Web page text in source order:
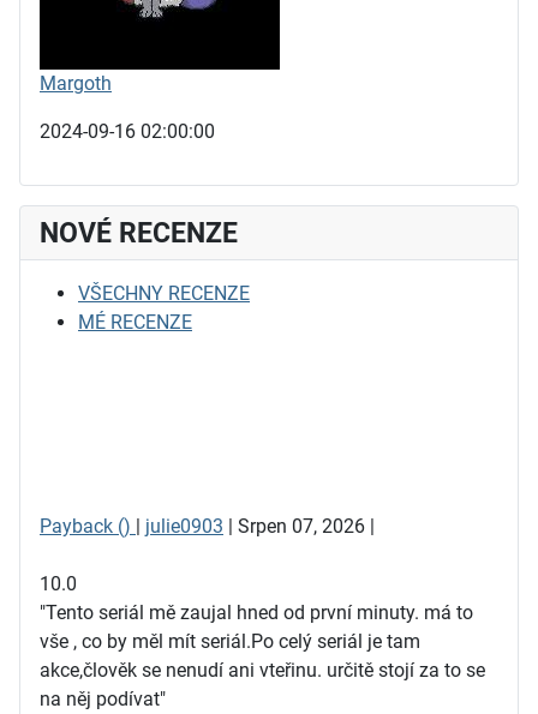
Margoth
2024-09-16 02:00:00
NOVÉ RECENZE
VŠECHNY RECENZE
MÉ RECENZE
Payback () | julie0903 | Srpen 07, 2026 |
10.0
"Tento seriál mě zaujal hned od první minuty. má to
vše , co by měl mít seriál.Po celý seriál je tam
akce,člověk se nenudí ani vteřinu. určitě stojí za to se
na něj podívat"